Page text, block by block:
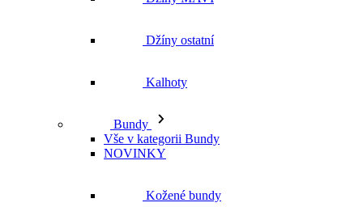
Džíny ostatní
Kalhoty
Bundy
Vše v kategorii Bundy
NOVINKY
Kožené bundy